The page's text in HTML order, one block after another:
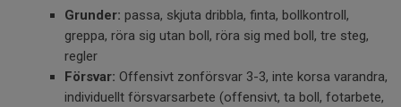
Grunder: passa, skjuta dribbla, finta, bollkontroll,
greppa, röra sig utan boll, röra sig med boll, tre steg,
regler
Försvar: Offensivt zonförsvar 3-3, inte korsa varandra,
individuellt försvarsarbete (offensivt, ta boll, fotarbete,